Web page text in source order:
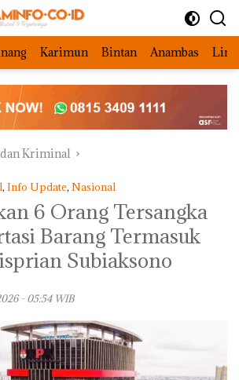
Karimun Bintan Anambas
Kriminal
, Info Update, Nasional
6 Orang Tersangka
Barang Termasuk
Subiaksono
- 05:54 WIB